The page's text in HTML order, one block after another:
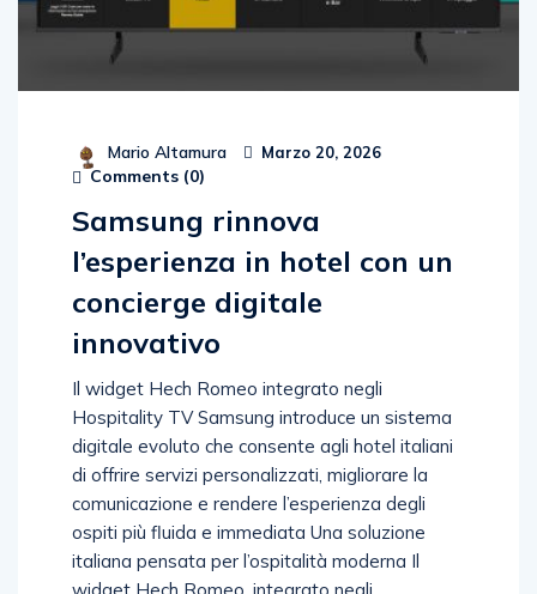
Mario Altamura Marzo 20, 2026
Comments (0)
Samsung rinnova
l’esperienza in hotel con un
concierge digitale
innovativo
Il widget Hech Romeo integrato negli
Hospitality TV Samsung introduce un sistema
digitale evoluto che consente agli hotel italiani
di offrire servizi personalizzati, migliorare la
comunicazione e rendere l’esperienza degli
ospiti più fluida e immediata Una soluzione
italiana pensata per l’ospitalità moderna Il